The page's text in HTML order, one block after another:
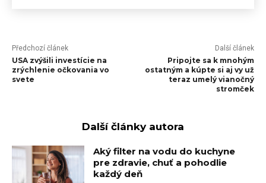
Předchozí článek
USA zvýšili investície na
zrýchlenie očkovania vo
svete
Další článek
Pripojte sa k mnohým
ostatným a kúpte si aj vy už
teraz umelý vianočný
stromček
Další články autora
Aký filter na vodu do kuchyne
pre zdravie, chuť a pohodlie
každý deň